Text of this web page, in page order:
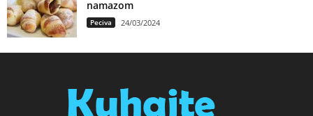
namazom
Peciva 24/03/2024